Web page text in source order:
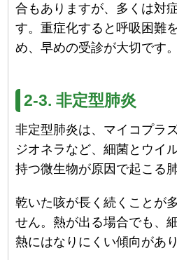
合もありますが、多くは対
す。重症化すると呼吸困難
め、早めの受診が大切です。
2-3. 非定型肺炎
非定型肺炎は、マイコプラ
ジオネラなど、細菌とウイ
持つ微生物が原因で起こる
乾いた咳が長く続くことが
せん。熱が出る場合でも、
熱にはなりにくい傾向があり